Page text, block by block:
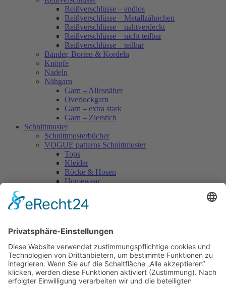
Reißverschlüsse – endlos
Reißverschlüsse – Metallzähnchen
Reißverschlüsse – nahtverdeckt
Reißverschlüsse – nicht teilbar
Reißverschlüsse – teilbar
Bänder, Borten & Kordeln
Knöpfe
Nadeln
Nähgarn
Garn – Allesnäher
Overlockgarn
Garn – extra stark
Garn – Zierstich
Schnittmuster
Schnittmusterbücher
VOGUE patterns Schnittmuster
Tops
Kleider
Röcke & Hosen
Homewear
Vogue Vintage
Herren
Accessoires
Einzelschnittmuster Burda
Tops
Kleider
Röcke & Hosen
Homewear
Jacken & Mäntel